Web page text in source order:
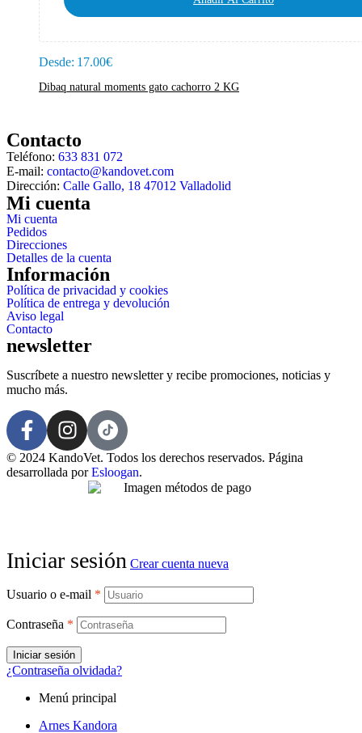
Desde: 17.00€
Dibaq natural moments gato cachorro 2 KG
Contacto
Teléfono: 633 831 072
E-mail: contacto@kandovet.com
Dirección: Calle Gallo, 18 47012 Valladolid
Mi cuenta
Mi cuenta
Pedidos
Direcciones
Detalles de la cuenta
Información
Política de privacidad y cookies
Política de entrega y devolución
Aviso legal
Contacto
newsletter
Suscríbete a nuestro newsletter y recibe promociones, noticias y
mucho más.
© 2024 KandoVet. Todos los derechos reservados. Página
desarrollada porEsloogan.
Iniciar sesión Crear cuenta nueva
Usuario o e-mail *
Contraseña *
Iniciar sesión
¿Contraseña olvidada?
Menú principal
Arnes Kandora